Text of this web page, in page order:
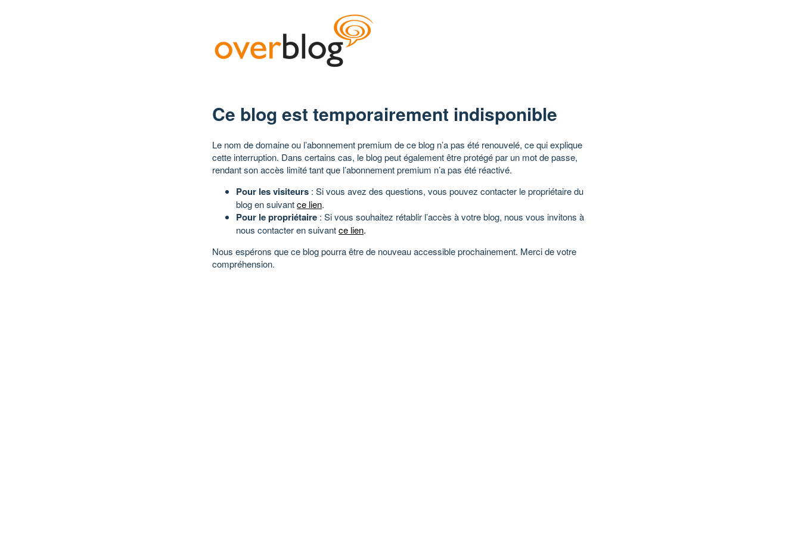
Ce blog est temporairement indisponible
Le nom de domaine ou l’abonnement premium de ce blog n’a pas été renouvelé, ce qui explique
cette interruption. Dans certains cas, le blog peut également être protégé par un mot de passe,
rendant son accès limité tant que l’abonnement premium n’a pas été réactivé.
Pour les visiteurs : Si vous avez des questions, vous pouvez contacter le propriétaire du
blog en suivantce lien.
Pour le propriétaire : Si vous souhaitez rétablir l’accès à votre blog, nous vous invitons à
nous contacter en suivantce lien.
Nous espérons que ce blog pourra être de nouveau accessible prochainement. Merci de votre
compréhension.